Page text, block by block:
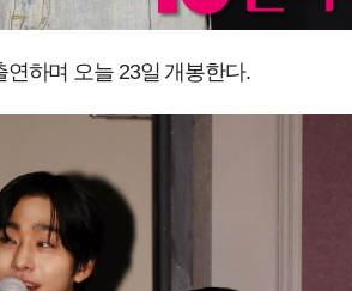
하며 오늘 23일 개봉한다.